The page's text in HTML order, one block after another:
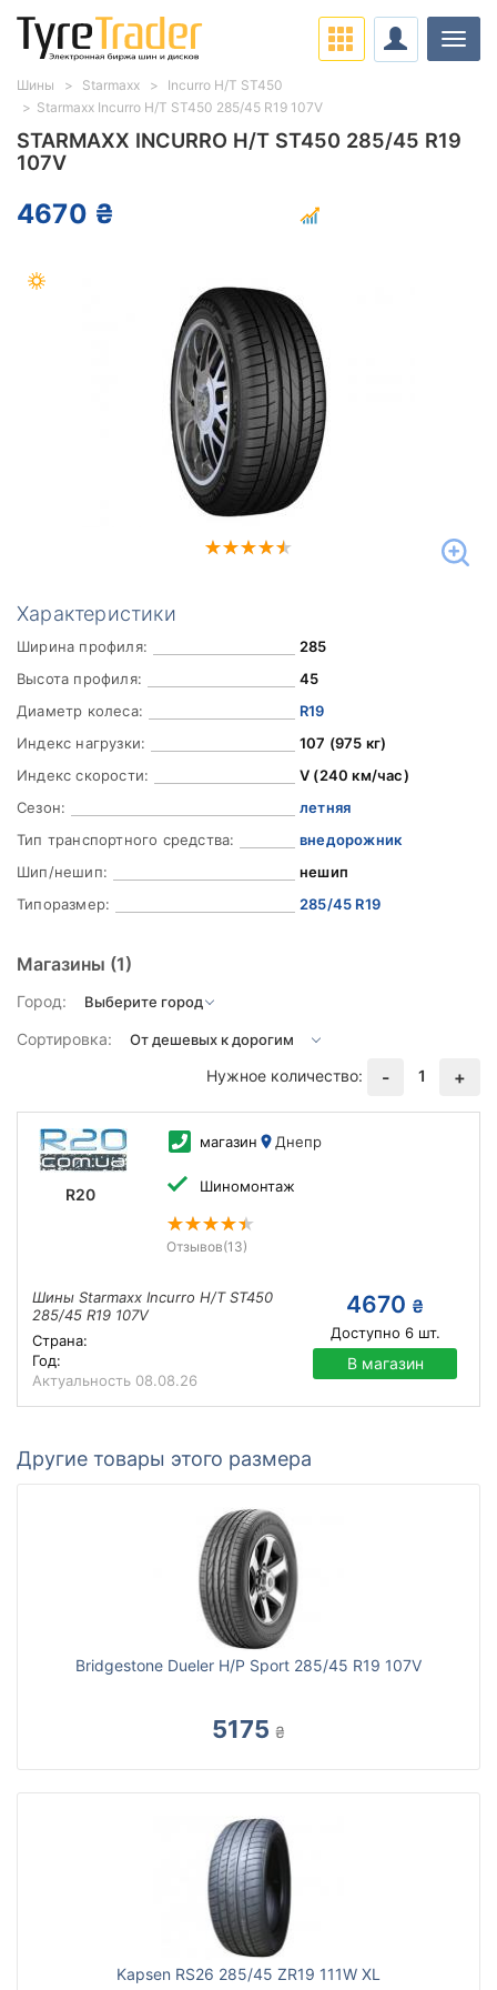
STARMAXX INCURRO H/T ST450 285/45 R19
107V
4670 ₴
Характеристики
Ширина профиля:
285
Высота профиля:
45
Диаметр колеса:
R19
Индекс нагрузки:
107 (975 кг)
Индекс скорости:
V (240 км/час)
Сезон:
летняя
Тип транспортного средства:
внедорожник
Шип/нешип:
нешип
Типоразмер:
285/45 R19
Магазины (1)
Город:
Сортировка:
Нужное количество:
- 1 +
R20
магазин Днепр
Шиномонтаж
Отзывов(13)
Шины Starmaxx Incurro H/T ST450
285/45 R19 107V
Страна:
Год:
Актуальность 08.08.26
4670 ₴
Доступно 6шт.
В магазин
Другие товары этого размера
Bridgestone Dueler H/P Sport 285/45 R19 107V
5175 ₴
Kapsen RS26 285/45 ZR19 111W XL
Шины Starmaxx
Incurro H/T ST450
Starmaxx Incurro H/T ST450 285/45 R19 107V